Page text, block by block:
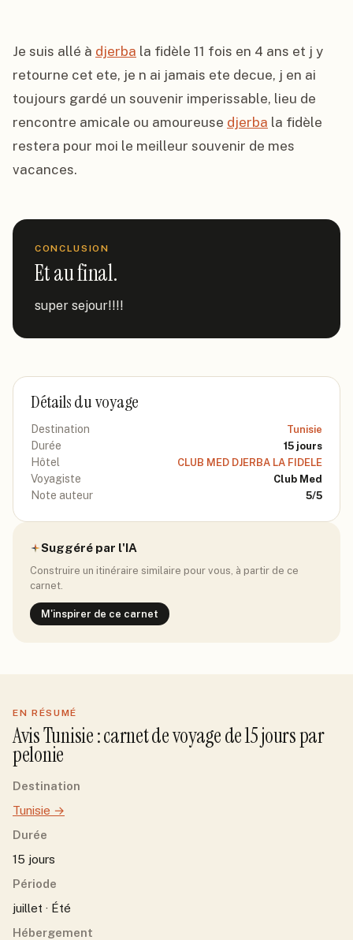
Je suis allé à djerba la fidèle 11 fois en 4 ans et j y
retourne cet ete, je n ai jamais ete decue, j en ai
toujours gardé un souvenir imperissable, lieu de
rencontre amicale ou amoureuse djerba la fidèle
restera pour moi le meilleur souvenir de mes
vacances.
CONCLUSION
Et au final.
super sejour!!!!
Détails du voyage
Destination Tunisie
Durée 15 jours
Hôtel CLUB MED DJERBA LA FIDELE
Voyagiste Club Med
Note auteur 5/5
Suggéré par l'IA
Construire un itinéraire similaire pour vous, à partir de ce
carnet.
M'inspirer de ce carnet
EN RÉSUMÉ
AvisTunisie: carnet de voyage de15jourspar
pelonie
Destination
Tunisie →
Durée
15 jours
Période
juillet · Été
Hébergement